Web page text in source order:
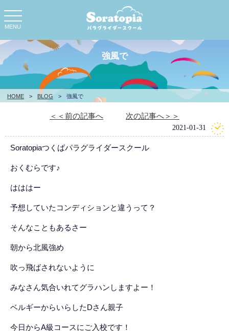
toggle
navigation
MENU
HOME > BLOG > 強風で
強風で
＜＜前の記事へ 次の記事へ＞＞
2021-01-31
Soratopiaつくばパラグライダースクール
おくむらです♪
はははー
予想していたコンディションと違うって？
そんなこともあるさー
朝から北風強め
吹っ飛ばされないように
みなさん気合いれてグラハンしますよー！
ベルギーからいらしたDさん親子
今日からA級コースにご入校です！